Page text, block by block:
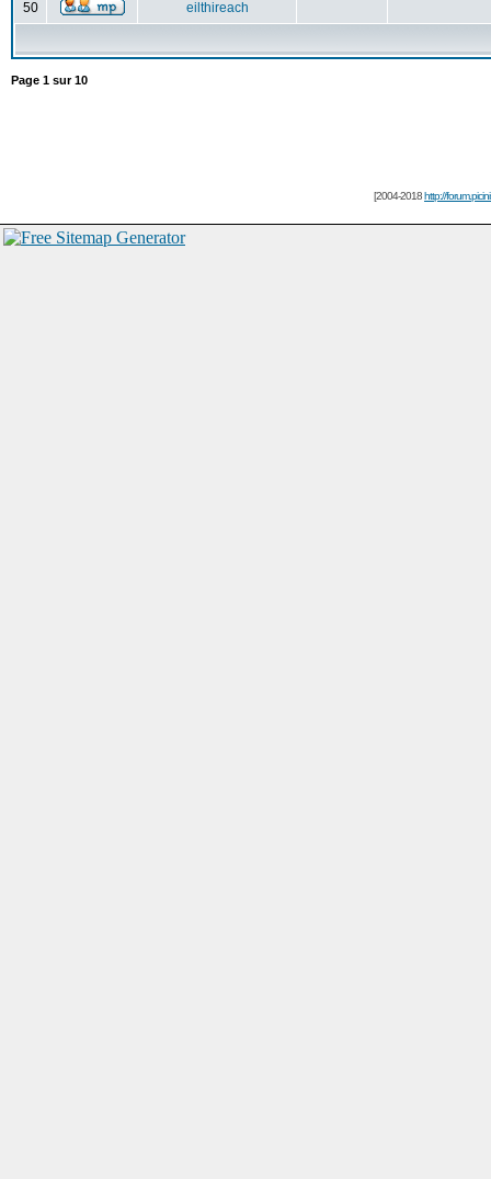
50 eilthireach
Page 1 sur10
[2004-2018http://